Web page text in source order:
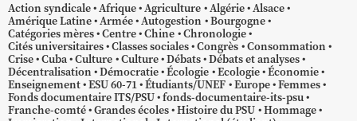
Action syndicale Afrique Agriculture Algérie Alsace
Amérique Latine Armée Autogestion
Bourgogne
Catégories mères Centre Chine Chronologie
Cités universitaires Classes sociales Congrès Consommation
Crise Cuba Culture Culture Débats Débats et analyses
Décentralisation Démocratie Écologie Ecologie Économie
Enseignement ESU 60-71 Étudiants/UNEF Europe Femmes
Fonds documentaire ITS/PSU fonds-documentaire-its-psu
Franche-comté Grandes écoles Histoire du PSU Hommage